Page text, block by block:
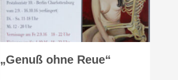
„Genuß ohne Reue“